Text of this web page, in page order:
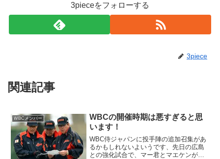
3pieceをフォローする
3piece
関連記事
WBCメンバー
WBCの開催時期は悪すぎると思
います！
WBC侍ジャパンに投手陣の追加召集があ
るかもしれないよいうです、先日の広島
との強化試合で、マー君とマエケンが不